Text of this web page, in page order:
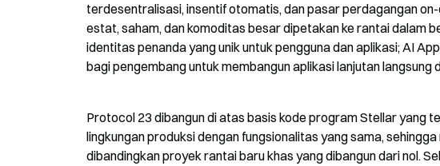
terdesentralisasi, insentif otomatis, dan pasar perdagangan
estat, saham, dan komoditas besar dipetakan ke rantai dalam
identitas penanda yang unik untuk pengguna dan aplikasi; AI
bagi pengembang untuk membangun aplikasi lanjutan langsung
Protocol 23 dibangun di atas basis kode program Stellar yang
lingkungan produksi dengan fungsionalitas yang sama,
dibandingkan proyek rantai baru khas yang dibangun dari nol.